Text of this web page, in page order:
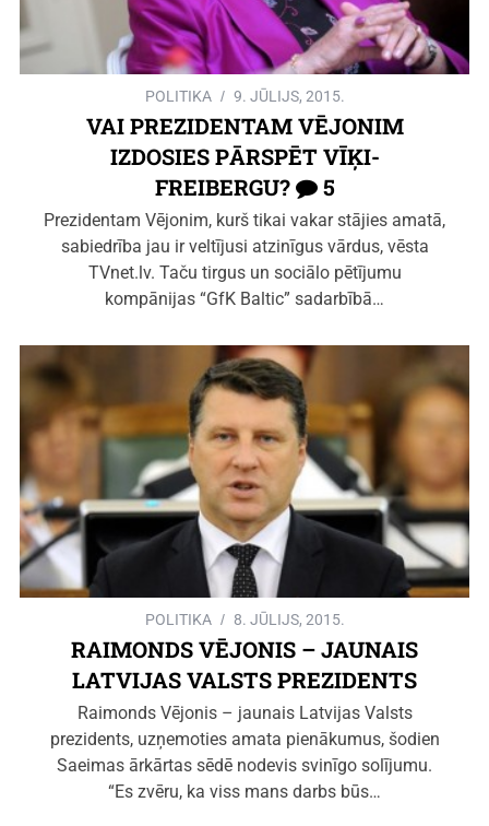
POLITIKA 9. JŪLIJS, 2015.
VAI PREZIDENTAM VĒJONIM
IZDOSIES PĀRSPĒT VĪĶI-
FREIBERGU?
5
Prezidentam Vējonim, kurš tikai vakar stājies amatā,
sabiedrība jau ir veltījusi atzinīgus vārdus, vēsta
TVnet.lv. Taču tirgus un sociālo pētījumu
kompānijas “GfK Baltic” sadarbībā…
POLITIKA 8. JŪLIJS, 2015.
RAIMONDS VĒJONIS – JAUNAIS
LATVIJAS VALSTS PREZIDENTS
Raimonds Vējonis – jaunais Latvijas Valsts
prezidents, uzņemoties amata pienākumus, šodien
Saeimas ārkārtas sēdē nodevis svinīgo solījumu.
“Es zvēru, ka viss mans darbs būs…